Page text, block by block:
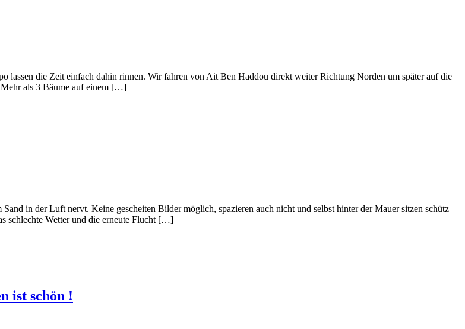
lassen die Zeit einfach dahin rinnen. Wir fahren von Ait Ben Haddou direkt weiter Richtung Norden um später auf die
Mehr als 3 Bäume auf einem […]
in der Luft nervt. Keine gescheiten Bilder möglich, spazieren auch nicht und selbst hinter der Mauer sitzen schütz
schlechte Wetter und die erneute Flucht […]
ist schön !